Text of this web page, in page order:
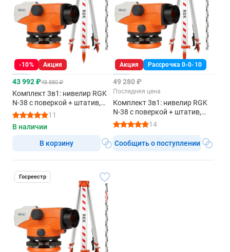
-10% Акция
43 992 ₽48 880 ₽
Комплект 3в1: нивелир RGK
N-38 с поверкой + штатив,
рейка 3м
11
В наличии
В корзину
Акция Рассрочка 0-0-10
49 280 ₽
Последняя цена
Комплект 3в1: нивелир RGK
N-38 с поверкой + штатив,
рейка 5м
14
Сообщить о поступлении
Госреестр